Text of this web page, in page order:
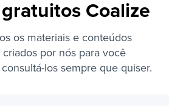
Coalize
os materiais e conteúdos
por nós para você
los sempre que quiser.